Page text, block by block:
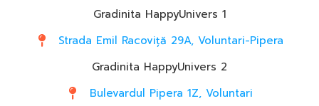
Gradinita HappyUnivers 1
Strada Emil Racoviță 29A, Voluntari-Pipera
Gradinita HappyUnivers 2
Bulevardul Pipera 1Z, Voluntari